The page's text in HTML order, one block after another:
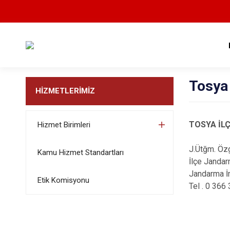
HİZMETLERİMİZ
Hizmet Birimleri
Kamu Hizmet Standartları
Etik Komisyonu
TOSYA
J.Ütğm.
İlçe
Jandarma
Tel . 0